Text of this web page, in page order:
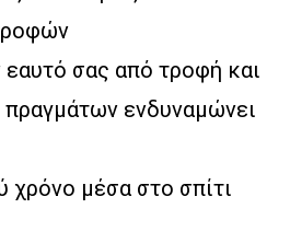
εαυτό σας από τροφή και
ενδυναμώνει
χρόνο μέσα στο σπίτι